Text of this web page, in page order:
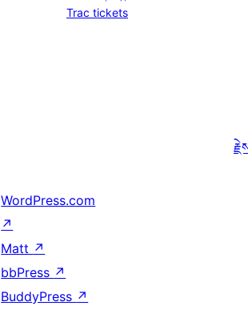
Trac tickets
WordPress.com
↗
Matt ↗
bbPress ↗
BuddyPress ↗